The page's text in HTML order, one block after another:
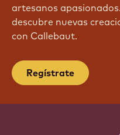
¡ÚNETE HOY